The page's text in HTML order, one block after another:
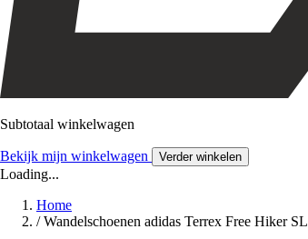
Subtotaal winkelwagen
Bekijk mijn winkelwagen Verder winkelen
Loading...
Home
/ Wandelschoenen adidas Terrex Free Hiker SL